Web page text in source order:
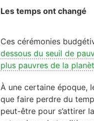
Les temps ont changé
Ces cérémonies
dessous du seuil de
plus pauvres de la
À une certaine époque,
que faire perdre du
peut-être pour s’attirer